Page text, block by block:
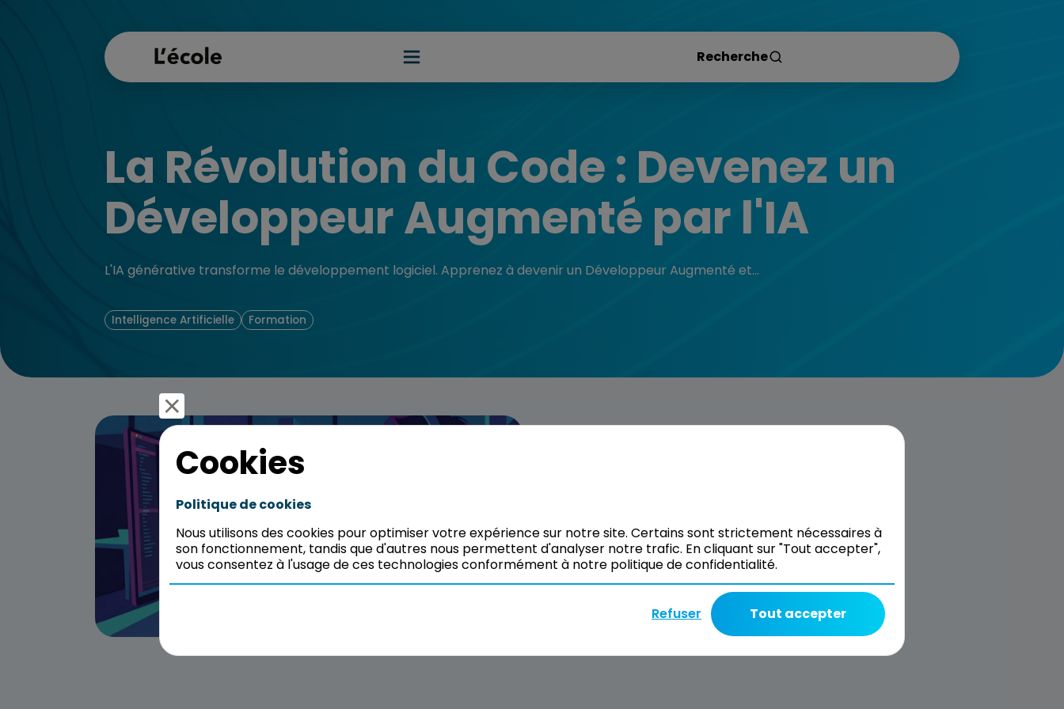
La Révolution du Code : Devenez un
Développeur Augmenté par l'IA
L'IA générative transforme le développement logiciel. Apprenez à devenir un Développeur Augmenté et...
Intelligence Artificielle Formation
Cookies
Politique de cookies
Nous utilisons des cookies pour optimiser votre expérience sur notre site. Certains sont strictement nécessaires à
son fonctionnement, tandis que d'autres nous permettent d'analyser notre trafic. En cliquant sur "Tout accepter",
vous consentez à l'usage de ces technologies conformément à notre politique de confidentialité.
Refuser Tout accepter